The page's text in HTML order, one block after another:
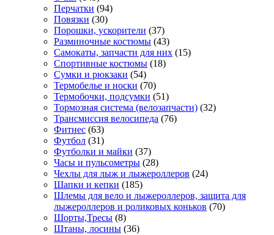
Перчатки (94)
Повязки (30)
Порошки, ускорители (37)
Разминочные костюмы (43)
Самокаты, запчасти для них (15)
Спортивные костюмы (18)
Сумки и рюкзаки (54)
Термобелье и носки (70)
Термобочки, подсумки (51)
Тормозная система (велозапчасти) (32)
Трансмиссия велосипеда (76)
Фитнес (63)
Футбол (31)
Футболки и майки (37)
Часы и пульсометры (28)
Чехлы для лыж и лыжероллеров (24)
Шапки и кепки (185)
Шлемы для вело и лыжероллеров, защита для
лыжероллеров и роликовых коньков (70)
Шорты,Тресы (8)
Штаны, лосины (36)